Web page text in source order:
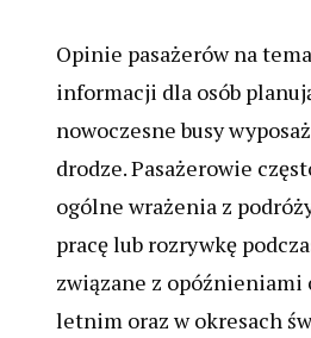
Opinie pasażerów na
informacji dla osób
nowoczesne busy
drodze. Pasażerowie
ogólne wrażenia z
pracę lub rozrywkę
związane z opóźnieniami
letnim oraz w okresach